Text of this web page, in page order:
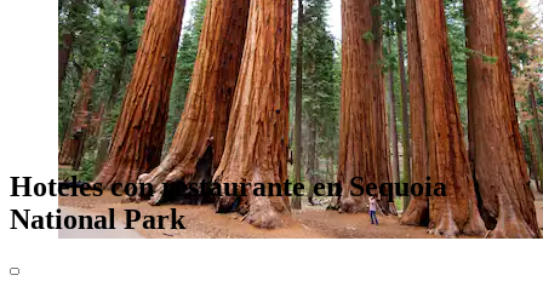
Hoteles con restaurante en Sequoia
National Park